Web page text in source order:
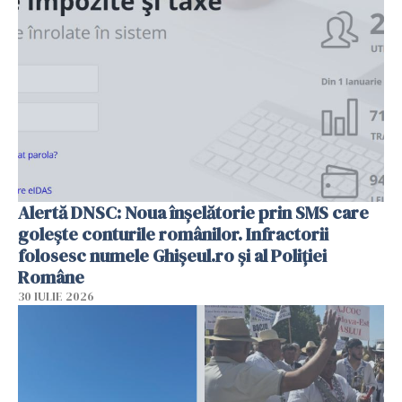
Alertă DNSC: Noua înșelătorie prin SMS care
golește conturile românilor. Infractorii
folosesc numele Ghișeul.ro și al Poliției
Române
30 IULIE 2026